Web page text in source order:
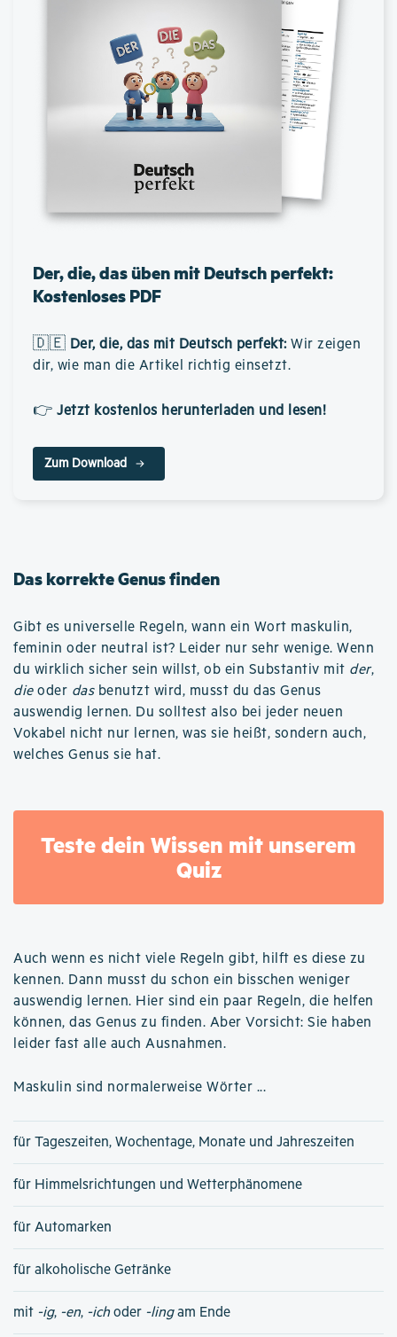
Der, die, das üben mit Deutsch perfekt:
Kostenloses PDF
🇩🇪 Der, die, das mit Deutsch perfekt: Wir zeigen
dir, wie man die Artikel richtig einsetzt.
👉 Jetzt kostenlos herunterladen und lesen!
Zum Download
Das korrekte Genus finden
Gibt es universelle Regeln, wann ein Wort maskulin,
feminin oder neutral ist? Leider nur sehr wenige. Wenn
du wirklich sicher sein willst, ob ein Substantiv mit der,
dieoder dasbenutzt wird, musst du das Genus
auswendig lernen. Du solltest also bei jeder neuen
Vokabel nicht nur lernen, was sie heißt, sondern auch,
welches Genus sie hat.
Teste dein Wissen mit unserem
Quiz
Auch wenn es nicht viele Regeln gibt, hilft es diese zu
kennen. Dann musst du schon ein bisschen weniger
auswendig lernen. Hier sind ein paar Regeln, die helfen
können, das Genus zu finden. Aber Vorsicht: Sie haben
leider fast alle auch Ausnahmen.
Maskulin sind normalerweise Wörter ...
für Tageszeiten, Wochentage, Monate und Jahreszeiten
für Himmelsrichtungen und Wetterphänomene
für Automarken
für alkoholische Getränke
mit -ig, -en, -ich oder -lingam Ende